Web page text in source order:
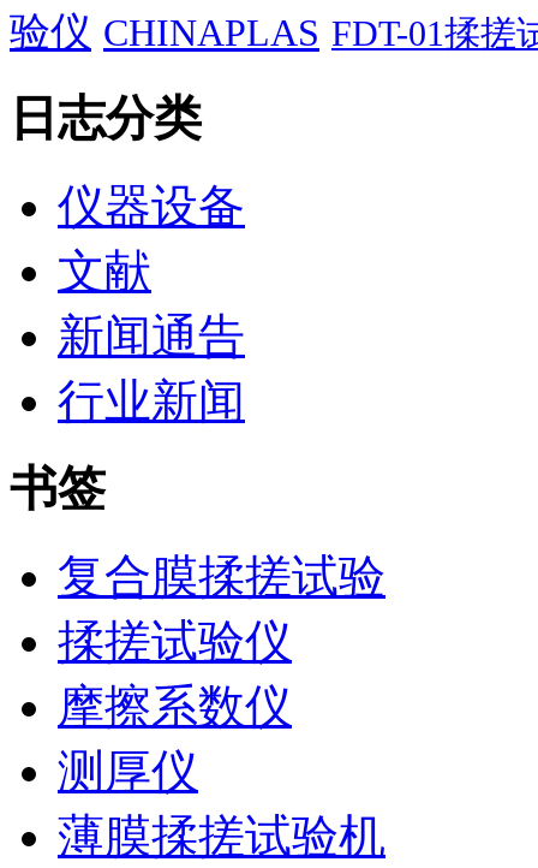
验仪 CHINAPLAS FDT-01揉搓
日志分类
仪器设备
文献
新闻通告
行业新闻
书签
复合膜揉搓试验
揉搓试验仪
摩擦系数仪
测厚仪
薄膜揉搓试验机